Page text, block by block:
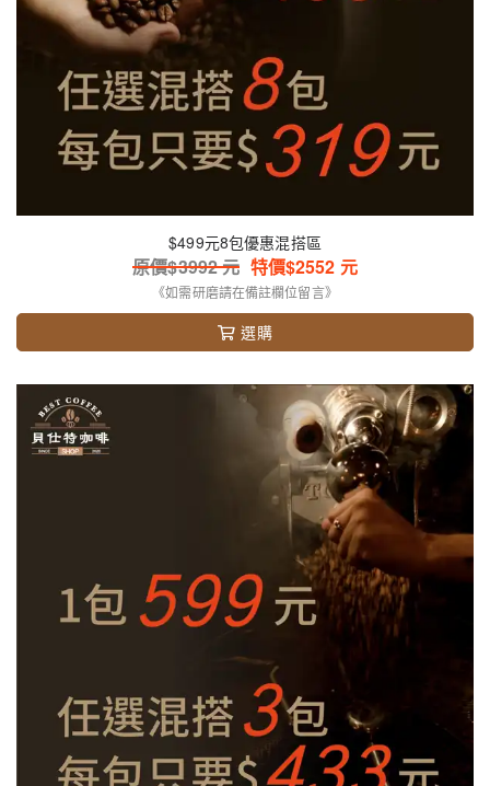
$499元8包優惠混搭區
原價$3992元 特價$2552 元
《如需研磨請在備註欄位留言》
選購